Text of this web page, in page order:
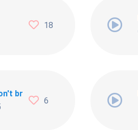
18
break
6